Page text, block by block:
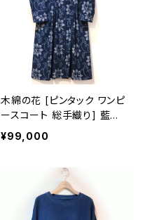
木綿の花 [ピンタック ワンピ
ースコート 総手織り] 藍染
手織り 雪割草柄 久留米か
すり 袖口2way仕立て
¥99,000